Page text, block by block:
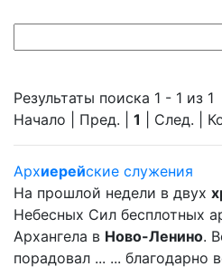
Результаты поиска 1 - 1 из 1
Начало | Пред. | 1 | След. |
Архиерейские служения
На прошлой недели в двух
Небесных Сил бесплотных
Архангела в Ново-Ленино.
порадовал ... ... благодарно